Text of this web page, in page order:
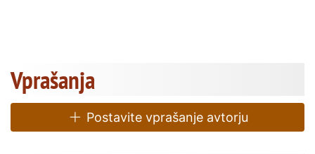
Vprašanja
Postavite vprašanje avtorju